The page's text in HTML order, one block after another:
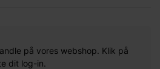
på vores webshop. Klik på
dit log-in.